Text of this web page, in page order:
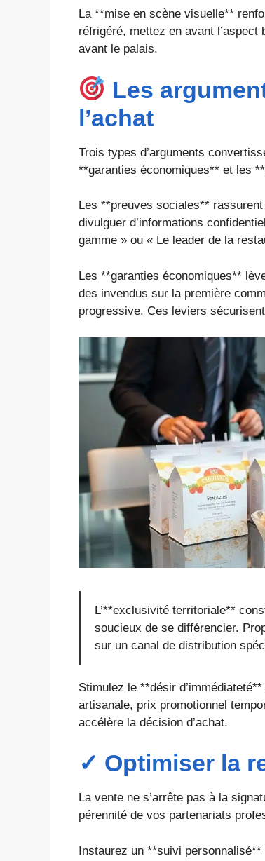
La **mise en scène visuelle**
réfrigéré, mettez en avant
avant le palais.
Les
l’achat
Trois types d’arguments
**garanties économiques** et les
Les **preuves sociales**
divulguer d’informations
gamme » ou « Le leader de la
Les **garanties économiques**
des invendus sur la première
progressive. Ces leviers
L’**exclusivité territoriale**
soucieux de se différencier.
sur un canal de distribution
Stimulez le **désir
artisanale, prix promotionnel
accélère la décision d’achat.
✓ Optimiser la
La vente ne s’arrête pas à la
pérennité de vos partenariats
Instaurez un **suivi